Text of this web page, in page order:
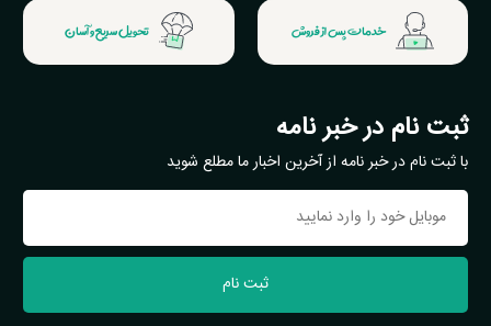
خدمات پس از فروش تحویل سریع و آسان
ثبت نام در خبر نامه
با ثبت نام در خبر نامه از آخرین اخبار ما مطلع شوید
ثبت نام